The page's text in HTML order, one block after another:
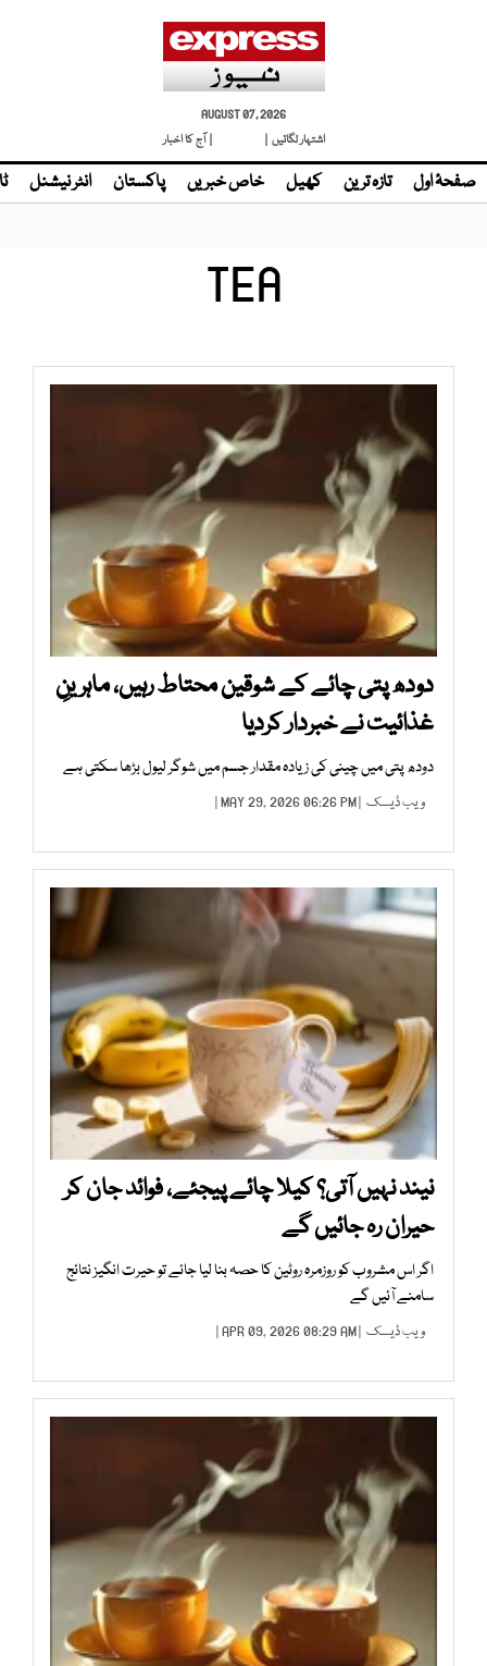
AUGUST 07, 2026
اشتہار لگائیں |
| آج کا اخبار
صفحۂ اول تازہ ترین کھیل خاص خبریں پاکستان انٹر نیشنل
TEA
دودھ پتی چائے کے شوقین محتاط رہیں، ماہرینِ
غذائیت نے خبردار کردیا
دودھ پتی میں چینی کی زیادہ مقدار جسم میں شوگر لیول بڑھا سکتی ہے
ویب ڈیسک | MAY 29, 2026 06:26 PM |
نیند نہیں آتی؟ کیلا چائے پیجئے، فوائد جان کر
حیران رہ جائیں گے
اگر اس مشروب کو روزمرہ روٹین کا حصہ بنا لیا جائے تو حیرت انگیز نتائج
سامنے آئیں گے
ویب ڈیسک | APR 09, 2026 08:29 AM |